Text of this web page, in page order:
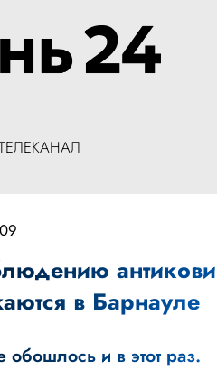
в Барнауле
и в этот раз.